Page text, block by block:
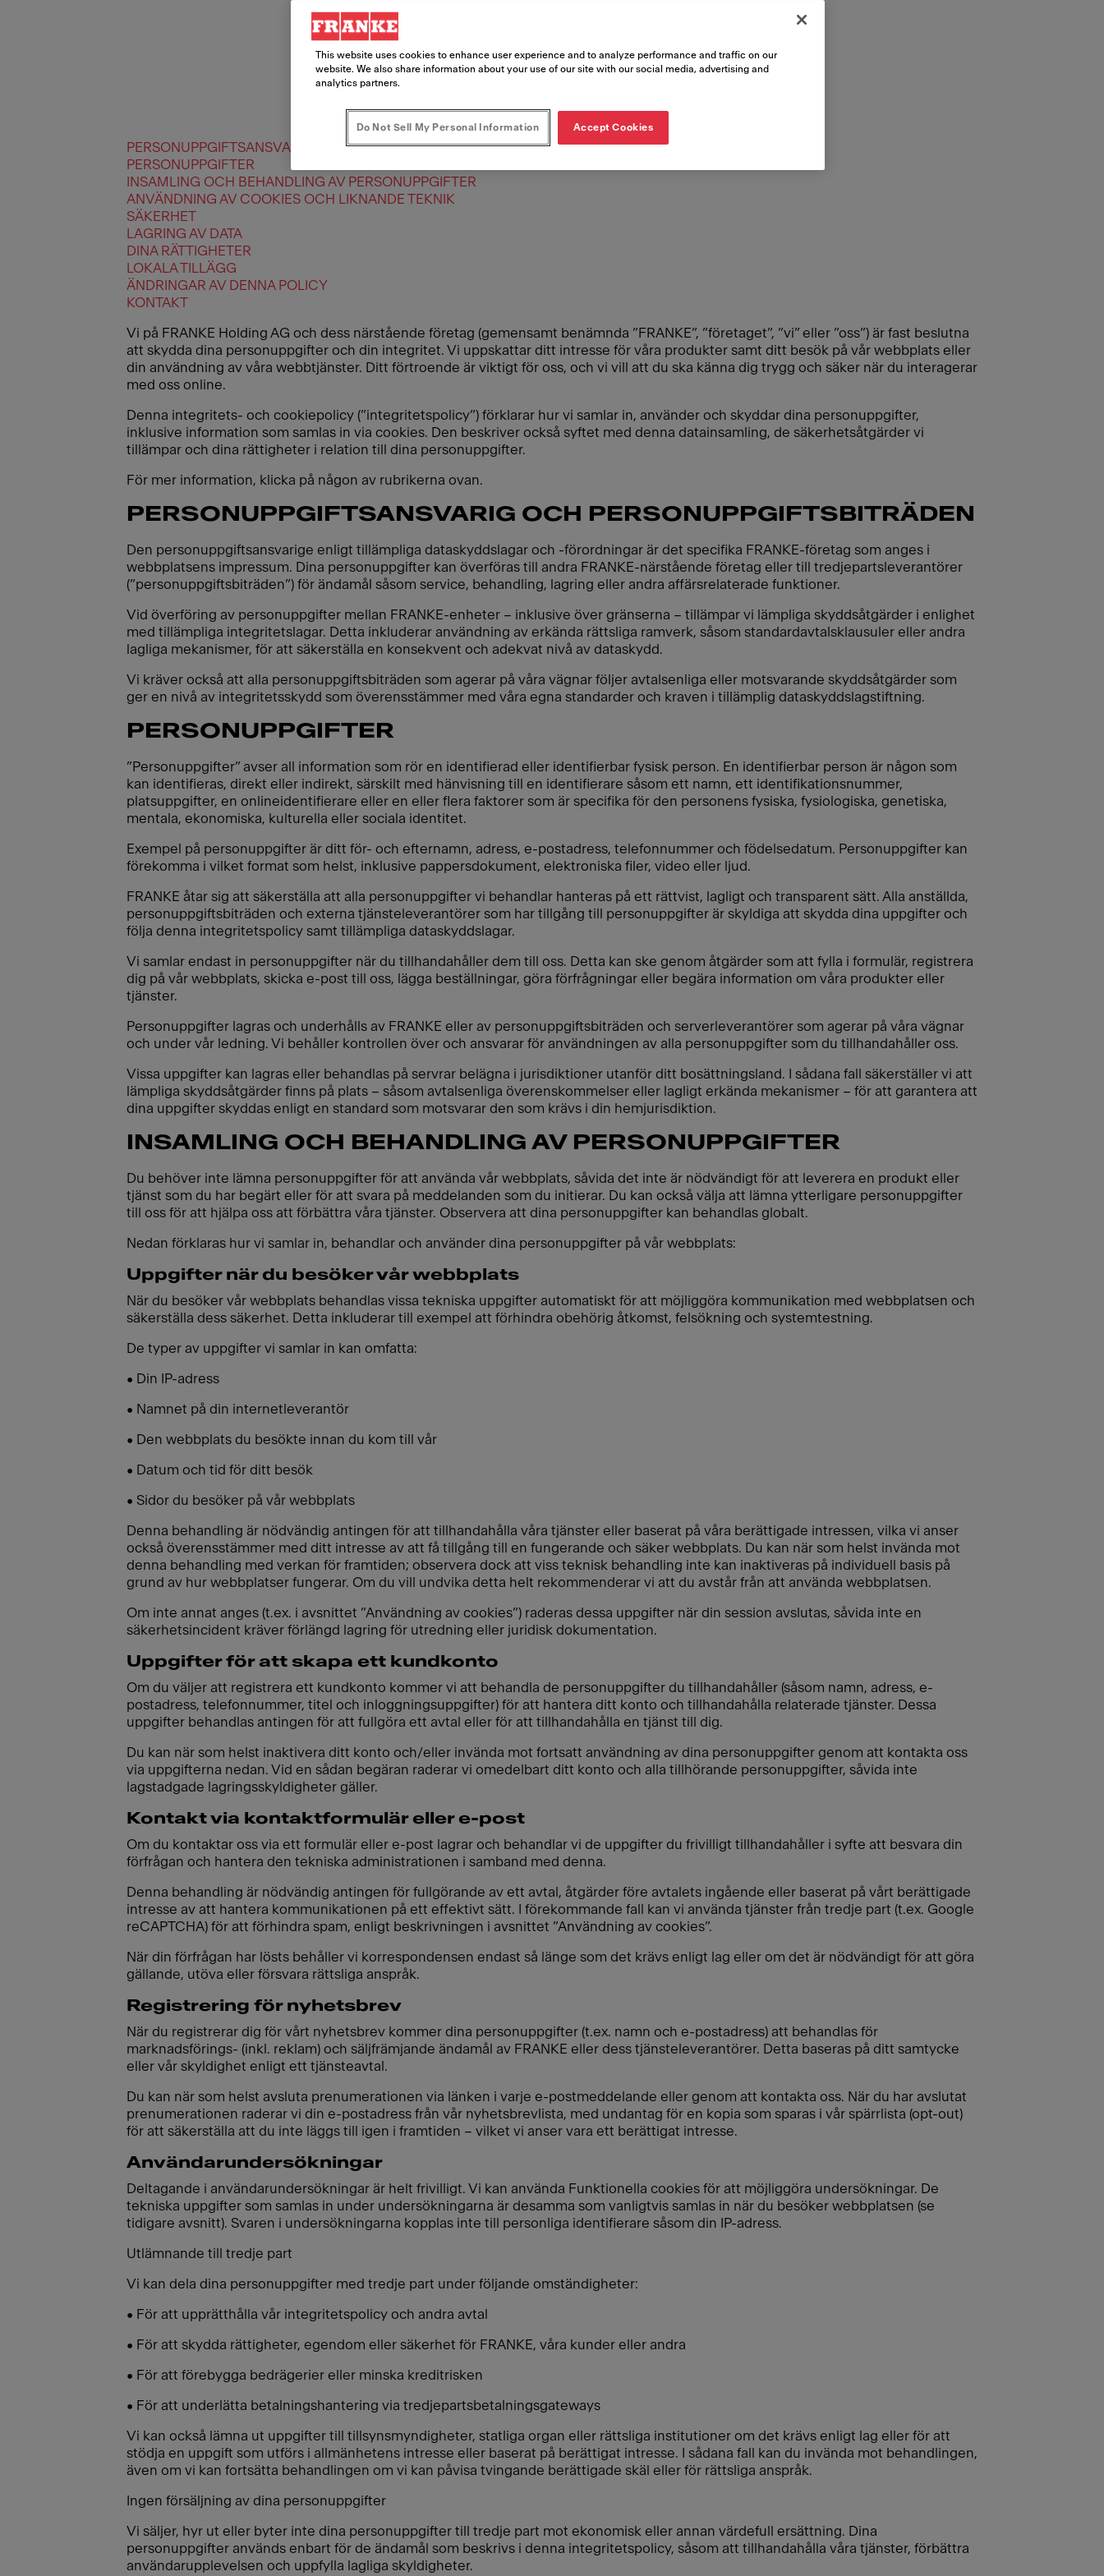
PERSONUPPGIFTSANSVARIG OCH PERSONUPPGIFTSBITRÄDEN
PERSONUPPGIFTER
INSAMLING OCH BEHANDLING AV PERSONUPPGIFTER
ANVÄNDNING AV COOKIES OCH LIKNANDE TEKNIK
SÄKERHET
LAGRING AV DATA
DINA RÄTTIGHETER
LOKALA TILLÄGG
ÄNDRINGAR AV DENNA POLICY
KONTAKT
Vi på FRANKE Holding AG och dess närstående företag (gemensamt benämnda ”FRANKE”, ”företaget”, ”vi” eller ”oss”) är fast beslutna
att skydda dina personuppgifter och din integritet. Vi uppskattar ditt intresse för våra produkter samt ditt besök på vår webbplats eller
din användning av våra webbtjänster. Ditt förtroende är viktigt för oss, och vi vill att du ska känna dig trygg och säker när du interagerar
med oss online.
Denna integritets- och cookiepolicy (”integritetspolicy”) förklarar hur vi samlar in, använder och skyddar dina personuppgifter,
inklusive information som samlas in via cookies. Den beskriver också syftet med denna datainsamling, de säkerhetsåtgärder vi
tillämpar och dina rättigheter i relation till dina personuppgifter.
För mer information, klicka på någon av rubrikerna ovan.
PERSONUPPGIFTSANSVARIG OCH PERSONUPPGIFTSBITRÄDEN
Den personuppgiftsansvarige enligt tillämpliga dataskyddslagar och -förordningar är det specifika FRANKE-företag som anges i
webbplatsens impressum. Dina personuppgifter kan överföras till andra FRANKE-närstående företag eller till tredjepartsleverantörer
(”personuppgiftsbiträden”) för ändamål såsom service, behandling, lagring eller andra affärsrelaterade funktioner.
Vid överföring av personuppgifter mellan FRANKE-enheter – inklusive över gränserna – tillämpar vi lämpliga skyddsåtgärder i enlighet
med tillämpliga integritetslagar. Detta inkluderar användning av erkända rättsliga ramverk, såsom standardavtalsklausuler eller andra
lagliga mekanismer, för att säkerställa en konsekvent och adekvat nivå av dataskydd.
Vi kräver också att alla personuppgiftsbiträden som agerar på våra vägnar följer avtalsenliga eller motsvarande skyddsåtgärder som
ger en nivå av integritetsskydd som överensstämmer med våra egna standarder och kraven i tillämplig dataskyddslagstiftning.
PERSONUPPGIFTER
”Personuppgifter” avser all information som rör en identifierad eller identifierbar fysisk person. En identifierbar person är någon som
kan identifieras, direkt eller indirekt, särskilt med hänvisning till en identifierare såsom ett namn, ett identifikationsnummer,
platsuppgifter, en onlineidentifierare eller en eller flera faktorer som är specifika för den personens fysiska, fysiologiska, genetiska,
mentala, ekonomiska, kulturella eller sociala identitet.
Exempel på personuppgifter är ditt för- och efternamn, adress, e-postadress, telefonnummer och födelsedatum. Personuppgifter kan
förekomma i vilket format som helst, inklusive pappersdokument, elektroniska filer, video eller ljud.
FRANKE åtar sig att säkerställa att alla personuppgifter vi behandlar hanteras på ett rättvist, lagligt och transparent sätt. Alla anställda,
personuppgiftsbiträden och externa tjänsteleverantörer som har tillgång till personuppgifter är skyldiga att skydda dina uppgifter och
följa denna integritetspolicy samt tillämpliga dataskyddslagar.
Vi samlar endast in personuppgifter när du tillhandahåller dem till oss. Detta kan ske genom åtgärder som att fylla i formulär, registrera
dig på vår webbplats, skicka e-post till oss, lägga beställningar, göra förfrågningar eller begära information om våra produkter eller
tjänster.
Personuppgifter lagras och underhålls av FRANKE eller av personuppgiftsbiträden och serverleverantörer som agerar på våra vägnar
och under vår ledning. Vi behåller kontrollen över och ansvarar för användningen av alla personuppgifter som du tillhandahåller oss.
Vissa uppgifter kan lagras eller behandlas på servrar belägna i jurisdiktioner utanför ditt bosättningsland. I sådana fall säkerställer vi att
lämpliga skyddsåtgärder finns på plats – såsom avtalsenliga överenskommelser eller lagligt erkända mekanismer – för att garantera att
dina uppgifter skyddas enligt en standard som motsvarar den som krävs i din hemjurisdiktion.
INSAMLING OCH BEHANDLING AV PERSONUPPGIFTER
Du behöver inte lämna personuppgifter för att använda vår webbplats, såvida det inte är nödvändigt för att leverera en produkt eller
tjänst som du har begärt eller för att svara på meddelanden som du initierar. Du kan också välja att lämna ytterligare personuppgifter
till oss för att hjälpa oss att förbättra våra tjänster. Observera att dina personuppgifter kan behandlas globalt.
Nedan förklaras hur vi samlar in, behandlar och använder dina personuppgifter på vår webbplats:
Uppgifter när du besöker vår webbplats
När du besöker vår webbplats behandlas vissa tekniska uppgifter automatiskt för att möjliggöra kommunikation med webbplatsen och
säkerställa dess säkerhet. Detta inkluderar till exempel att förhindra obehörig åtkomst, felsökning och systemtestning.
De typer av uppgifter vi samlar in kan omfatta:
• Din IP-adress
• Namnet på din internetleverantör
• Den webbplats du besökte innan du kom till vår
• Datum och tid för ditt besök
• Sidor du besöker på vår webbplats
Denna behandling är nödvändig antingen för att tillhandahålla våra tjänster eller baserat på våra berättigade intressen, vilka vi anser
också överensstämmer med ditt intresse av att få tillgång till en fungerande och säker webbplats. Du kan när som helst invända mot
denna behandling med verkan för framtiden; observera dock att viss teknisk behandling inte kan inaktiveras på individuell basis på
grund av hur webbplatser fungerar. Om du vill undvika detta helt rekommenderar vi att du avstår från att använda webbplatsen.
Om inte annat anges (t.ex. i avsnittet ”Användning av cookies”) raderas dessa uppgifter när din session avslutas, såvida inte en
säkerhetsincident kräver förlängd lagring för utredning eller juridisk dokumentation.
Uppgifter för att skapa ett kundkonto
Om du väljer att registrera ett kundkonto kommer vi att behandla de personuppgifter du tillhandahåller (såsom namn, adress, e-
postadress, telefonnummer, titel och inloggningsuppgifter) för att hantera ditt konto och tillhandahålla relaterade tjänster. Dessa
uppgifter behandlas antingen för att fullgöra ett avtal eller för att tillhandahålla en tjänst till dig.
Du kan när som helst inaktivera ditt konto och/eller invända mot fortsatt användning av dina personuppgifter genom att kontakta oss
via uppgifterna nedan. Vid en sådan begäran raderar vi omedelbart ditt konto och alla tillhörande personuppgifter, såvida inte
lagstadgade lagringsskyldigheter gäller.
Kontakt via kontaktformulär eller e-post
Om du kontaktar oss via ett formulär eller e-post lagrar och behandlar vi de uppgifter du frivilligt tillhandahåller i syfte att besvara din
förfrågan och hantera den tekniska administrationen i samband med denna.
Denna behandling är nödvändig antingen för fullgörande av ett avtal, åtgärder före avtalets ingående eller baserat på vårt berättigade
intresse av att hantera kommunikationen på ett effektivt sätt. I förekommande fall kan vi använda tjänster från tredje part (t.ex. Google
reCAPTCHA) för att förhindra spam, enligt beskrivningen i avsnittet ”Användning av cookies”.
När din förfrågan har lösts behåller vi korrespondensen endast så länge som det krävs enligt lag eller om det är nödvändigt för att göra
gällande, utöva eller försvara rättsliga anspråk.
Registrering för nyhetsbrev
När du registrerar dig för vårt nyhetsbrev kommer dina personuppgifter (t.ex. namn och e-postadress) att behandlas för
marknadsförings- (inkl. reklam) och säljfrämjande ändamål av FRANKE eller dess tjänsteleverantörer. Detta baseras på ditt samtycke
eller vår skyldighet enligt ett tjänsteavtal.
Du kan när som helst avsluta prenumerationen via länken i varje e-postmeddelande eller genom att kontakta oss. När du har avslutat
prenumerationen raderar vi din e-postadress från vår nyhetsbrevlista, med undantag för en kopia som sparas i vår spärrlista (opt-out)
för att säkerställa att du inte läggs till igen i framtiden – vilket vi anser vara ett berättigat intresse.
Användarundersökningar
Deltagande i användarundersökningar är helt frivilligt. Vi kan använda Funktionella cookies för att möjliggöra undersökningar. De
tekniska uppgifter som samlas in under undersökningarna är desamma som vanligtvis samlas in när du besöker webbplatsen (se
tidigare avsnitt). Svaren i undersökningarna kopplas inte till personliga identifierare såsom din IP-adress.
Utlämnande till tredje part
Vi kan dela dina personuppgifter med tredje part under följande omständigheter:
• För att upprätthålla vår integritetspolicy och andra avtal
• För att skydda rättigheter, egendom eller säkerhet för FRANKE, våra kunder eller andra
• För att förebygga bedrägerier eller minska kreditrisken
• För att underlätta betalningshantering via tredjepartsbetalningsgateways
Vi kan också lämna ut uppgifter till tillsynsmyndigheter, statliga organ eller rättsliga institutioner om det krävs enligt lag eller för att
stödja en uppgift som utförs i allmänhetens intresse eller baserat på berättigat intresse. I sådana fall kan du invända mot behandlingen,
även om vi kan fortsätta behandlingen om vi kan påvisa tvingande berättigade skäl eller för rättsliga anspråk.
Ingen försäljning av dina personuppgifter
Vi säljer, hyr ut eller byter inte dina personuppgifter till tredje part mot ekonomisk eller annan värdefull ersättning. Dina
personuppgifter används enbart för de ändamål som beskrivs i denna integritetspolicy, såsom att tillhandahålla våra tjänster, förbättra
användarupplevelsen och uppfylla lagliga skyldigheter.
This website uses cookies to enhance user experience and to analyze performance and traffic on our
website. We also share information about your use of our site with our social media, advertising and
analytics partners.
Do Not Sell My Personal Information Accept Cookies